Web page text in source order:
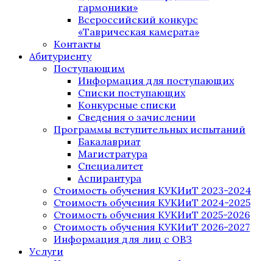
гармоники»
Всероссийский конкурс
«Таврическая камерата»
Контакты
Абитуриенту
Поступающим
Информация для поступающих
Списки поступающих
Конкурсные списки
Сведения о зачислении
Программы вступительных испытаний
Бакалавриат
Магистратура
Специалитет
Аспирантура
Стоимость обучения КУКИиТ 2023-2024
Стоимость обучения КУКИиТ 2024-2025
Стоимость обучения КУКИиТ 2025-2026
Стоимость обучения КУКИиТ 2026-2027
Информация для лиц с ОВЗ
Услуги